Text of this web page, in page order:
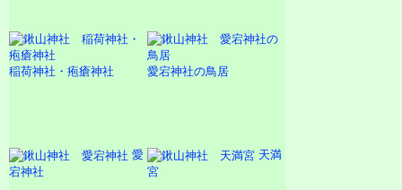
稲荷神社・疱瘡神社 愛宕神社の鳥居
愛
宕神社
天満
宮